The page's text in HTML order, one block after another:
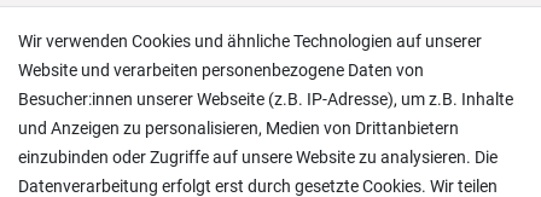
Versand und Zahlung
Rücksendungen
Lieferung in die Schweiz
Pflegesymbole
Lagerverkauf
Ratgeber & News
Wir verwenden Cookies und ähnliche Technologien auf unserer
Website und verarbeiten personenbezogene Daten von
Besucher:innen unserer Webseite (z.B. IP-Adresse), um z.B. Inhalte
und Anzeigen zu personalisieren, Medien von Drittanbietern
einzubinden oder Zugriffe auf unsere Website zu analysieren. Die
Datenverarbeitung erfolgt erst durch gesetzte Cookies. Wir teilen